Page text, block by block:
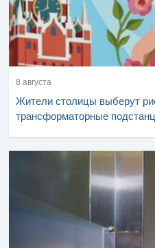
8 августа
Жители столицы выберут
трансформаторные